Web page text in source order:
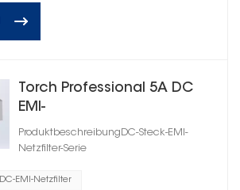
Torch Professional 5A DC
EMI-
Rauschunterdrückungsfilter
ProduktbeschreibungDC-Steck-EMI-
Netzfilter-Serie
DC-EMI-Netzfilter